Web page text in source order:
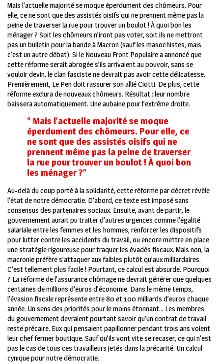
Mais l’actuelle majorité se moque éperdument des chômeurs. Pour
elle, ce ne sont que des assistés oisifs qui ne prennent même pas la
peine de traverser la rue pour trouver un boulot ! À quoi bon les
ménager ? Soit les chômeurs n’iront pas voter, soit ils ne mettront
pas un bulletin pour la bande à Macron (sauf les masochistes, mais
c’est un autre débat). Si le Nouveau Front Populaire a annoncé que
cette réforme serait abrogée s’ils arrivaient au pouvoir, sans se
vouloir devin, le clan fasciste ne devrait pas avoir cette délicatesse.
Premièrement, Le Pen doit rassurer son allié Ciotti. De plus, cette
réforme exclura de nouveaux chômeurs. Résultat : leur nombre
baissera automatiquement. Une aubaine pour l’extrême droite.
“ Mais l’actuelle majorité se moque
éperdument des chômeurs. Pour elle, ce
ne sont que des assistés oisifs qui ne
prennent même pas la peine de traverser
la rue pour trouver un boulot ! À quoi bon
les ménager ?”
Au-delà du coup porté à la solidarité, cette réforme par décret révèle
l’état de notre démocratie. D’abord, ce texte est imposé sans
consensus des partenaires sociaux. Ensuite, avant de partir, le
gouvernement aurait pu traiter d’autres urgences comme l’égalité
salariale entre les femmes et les hommes, renforcer les dispositifs
pour lutter contre les accidents du travail, ou encore mettre en place
une stratégie rigoureuse pour traquer les évadés fiscaux. Mais non, la
macronie préfère s’attaquer aux faibles plutôt qu’aux milliardaires.
C’est tellement plus facile ! Pourtant, ce calcul est absurde. Pourquoi
? La réforme de l’assurance chômage ne devrait générer que quelques
centaines de millions d’euros d’économie. Dans le même temps,
l’évasion fiscale représente entre 80 et 100 milliards d’euros chaque
année. Un sens des priorités pour le moins étonnant… Les membres
du gouvernement devraient pourtant savoir qu’un contrat de travail
reste précaire. Eux qui pensaient papillonner pendant trois ans voient
leur chef fermer boutique. Sauf qu’ils vont vite se recaser, ce qui n’est
pas le cas de tous ces travailleurs jetés dans la précarité. Un calcul
cynique pour notre démocratie.